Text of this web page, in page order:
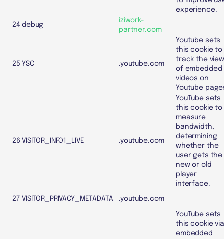
experience.
24 debug
iziwork-
partner.com
25 YSC .youtube.com
Youtube sets
this cookie to
track the
of embedded
videos on
Youtube
26 VISITOR_INFO1_LIVE .youtube.com
YouTube sets
this cookie to
measure
bandwidth,
determining
whether the
user gets the
new or old
player
interface.
27 VISITOR_PRIVACY_METADATA .youtube.com
YouTube sets
this cookie via
embedded